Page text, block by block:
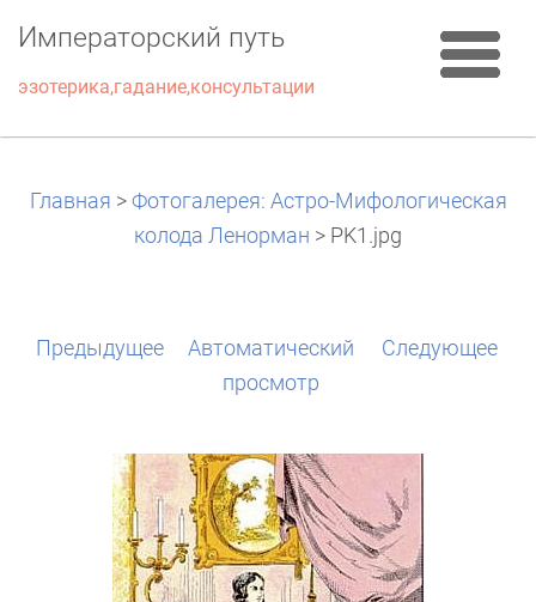
Императорский путь
эзотерика,гадание,консультации
Главная > Фотогалерея: Астро-Мифологическая
колода Ленорман > PK1.jpg
Предыдущее
Aвтоматический
просмотр
Следующее